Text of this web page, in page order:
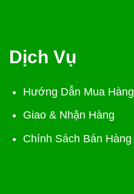
Dịch Vụ
Hướng Dẫn Mua Hàng
Giao & Nhận Hàng
Chính Sách Bán Hàng